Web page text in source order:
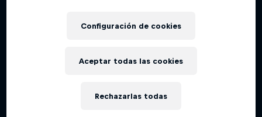
Configuración de cookies
Rechazarlas todas
Aceptar todas las cookies